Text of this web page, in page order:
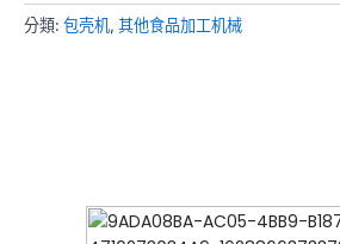
分類: 包壳机, 其他食品加工机械